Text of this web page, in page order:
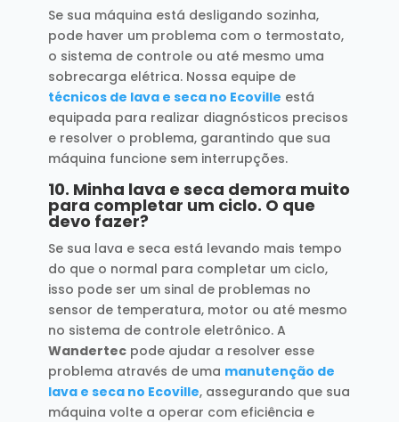
Se sua máquina está desligando sozinha,
pode haver um problema com o termostato,
o sistema de controle ou até mesmo uma
sobrecarga elétrica. Nossa equipe de
técnicos de lava e seca no Ecoville está
equipada para realizar diagnósticos precisos
e resolver o problema, garantindo que sua
máquina funcione sem interrupções.
10. Minha lava e seca demora muito
para completar um ciclo. O que
devo fazer?
Se sua lava e seca está levando mais tempo
do que o normal para completar um ciclo,
isso pode ser um sinal de problemas no
sensor de temperatura, motor ou até mesmo
no sistema de controle eletrônico. A
Wandertecpode ajudar a resolver esse
problema através de uma manutenção de
lava e seca no Ecoville, assegurando que sua
máquina volte a operar com eficiência e